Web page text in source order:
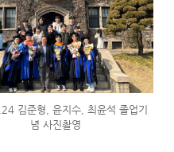
김준형, 윤지수, 최윤석 졸업기
념 사진촬영